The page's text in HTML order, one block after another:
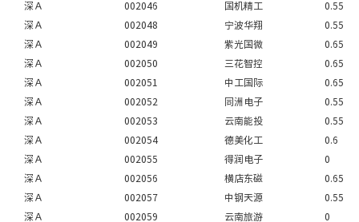
深Ａ
002046 国机精工
0.55
深Ａ
002048 宁波华翔
0.55
深Ａ
002049 紫光国微
0.65
深Ａ
002050 三花智控
0.65
深Ａ
002051 中工国际
0.65
深Ａ
002052 同洲电子
0.55
深Ａ
002053 云南能投
0.55
深Ａ
002054 德美化工
0.6
深Ａ
002055 得润电子
0
深Ａ
002056 横店东磁
0.65
深Ａ
002057 中钢天源
0.55
深Ａ
002059 云南旅游
0